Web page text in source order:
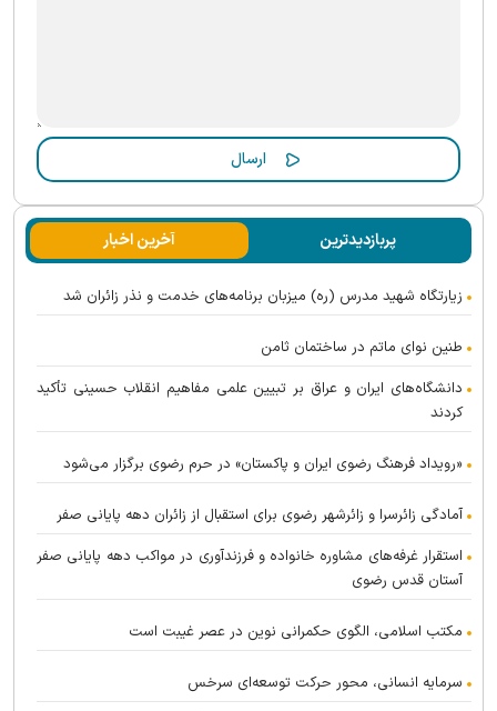
پربازدیدترین آخرین اخبار
زیارتگاه شهید مدرس (ره) میزبان برنامه‌های خدمت و نذر زائران شد
طنین نوای ماتم در ساختمان ثامن
دانشگاه‌های ایران و عراق بر تبیین علمی مفاهیم انقلاب حسینی تأکید
کردند
«رویداد فرهنگ رضوی ایران و پاکستان» در حرم رضوی برگزار می‌شود
آمادگی زائرسرا و زائرشهر رضوی برای استقبال از زائران دهه پایانی صفر
استقرار غرفه‌های مشاوره خانواده و فرزندآوری در مواکب دهه پایانی صفر
آستان قدس رضوی
مکتب اسلامی، الگوی حکمرانی نوین در عصر غیبت است
سرمایه انسانی، محور حرکت توسعه‌ای سرخس